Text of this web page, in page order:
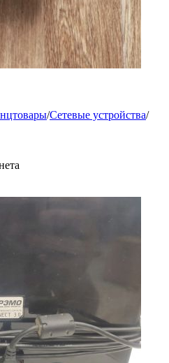
/Сетевые устройства/